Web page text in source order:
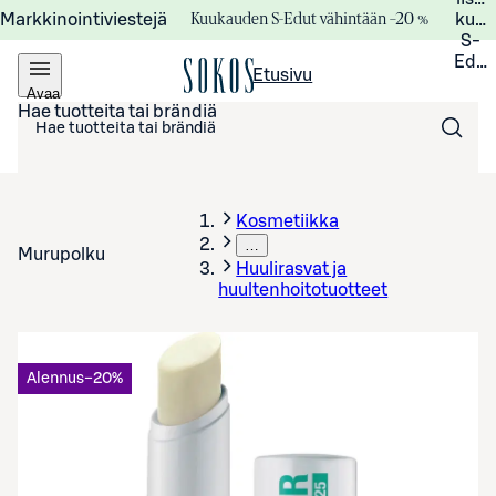
Markkinointiviestejä Kuukauden S-Edut vähintään –20 %
S-
Avaa
valikko
Etusivu
Hae tuotteita tai brändiä
Murupolku
Kosmetiikka
…
Huulirasvat ja
huultenhoitotuotteet
Alennus−20%